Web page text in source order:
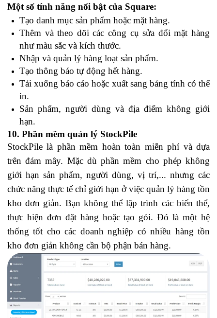
Một số tính năng nổi bật của Square:
Tạo danh mục sản phẩm hoặc mặt hàng.
Thêm và theo dõi các công cụ sửa đổi mặt hàng
như màu sắc và kích thước.
Nhập và quản lý hàng loạt sản phẩm.
Tạo thông báo tự động hết hàng.
Tải xuống báo cáo hoặc xuất sang bảng tính có thể
in.
Sản phẩm, người dùng và địa điểm không giới
hạn.
10. Phần mềm quản lý StockPile
StockPile là phần mềm hoàn toàn miễn phí và dựa
trên đám mây. Mặc dù phần mềm cho phép không
giới hạn sản phẩm, người dùng, vị trí,... nhưng các
chức năng thực tế chỉ giới hạn ở việc quản lý hàng tồn
kho đơn giản. Bạn không thể lập trình các biến thể,
thực hiện đơn đặt hàng hoặc tạo gói. Đó là một hệ
thống tốt cho các doanh nghiệp có nhiều hàng tồn
kho đơn giản không cần bộ phận bán hàng.